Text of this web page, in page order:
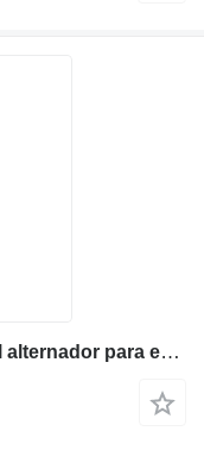
Doosan 65.96801-0197A correa del alternador para excavadora